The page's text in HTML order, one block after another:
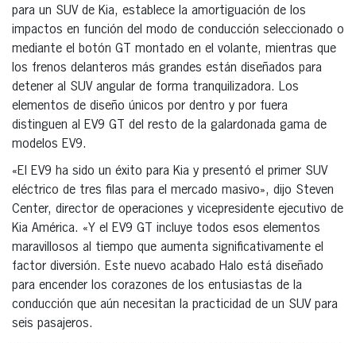
para un SUV de Kia, establece la amortiguación de los
impactos en función del modo de conducción seleccionado o
mediante el botón GT montado en el volante, mientras que
los frenos delanteros más grandes están diseñados para
detener al SUV angular de forma tranquilizadora. Los
elementos de diseño únicos por dentro y por fuera
distinguen al EV9 GT del resto de la galardonada gama de
modelos EV9.
«El EV9 ha sido un éxito para Kia y presentó el primer SUV
eléctrico de tres filas para el mercado masivo», dijo Steven
Center, director de operaciones y vicepresidente ejecutivo de
Kia América. «Y el EV9 GT incluye todos esos elementos
maravillosos al tiempo que aumenta significativamente el
factor diversión. Este nuevo acabado Halo está diseñado
para encender los corazones de los entusiastas de la
conducción que aún necesitan la practicidad de un SUV para
seis pasajeros.